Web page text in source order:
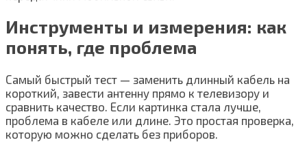
Инструменты и измерения: как
понять, где проблема
Самый быстрый тест — заменить длинный кабель на
короткий, завести антенну прямо к телевизору и
сравнить качество. Если картинка стала лучше,
проблема в кабеле или длине. Это простая проверка,
которую можно сделать без приборов.